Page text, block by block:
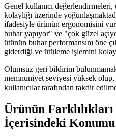
Genel kullanıcı
kolaylığı üzerinde
ifadesiyle ürünün ergonomisini
buhar yapıyor" ve "çok güzel
ütünün buhar performansını öne
giderdiği ve ütüleme işlemini
Olumsuz geri bildirim
memnuniyet seviyesi yüksek
kullanıcılar tarafından takdir
Ürünün Farklılıkları
İçerisindeki Konumu